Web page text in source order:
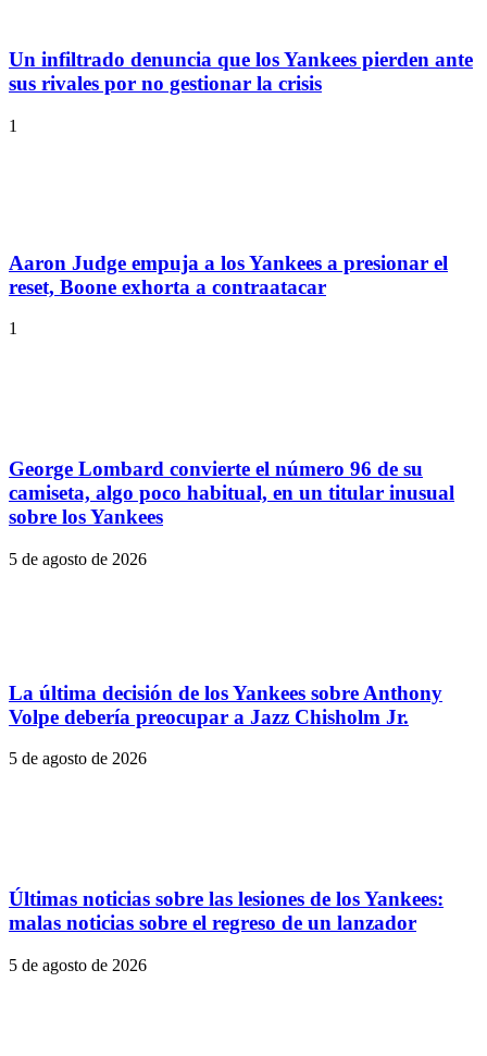
Un infiltrado denuncia que los Yankees pierden ante
sus rivales por no gestionar la crisis
1
Aaron Judge empuja a los Yankees a presionar el
reset, Boone exhorta a contraatacar
1
George Lombard convierte el número 96 de su
camiseta, algo poco habitual, en un titular inusual
sobre los Yankees
5 de agosto de 2026
La última decisión de los Yankees sobre Anthony
Volpe debería preocupar a Jazz Chisholm Jr.
5 de agosto de 2026
Últimas noticias sobre las lesiones de los Yankees:
malas noticias sobre el regreso de un lanzador
5 de agosto de 2026